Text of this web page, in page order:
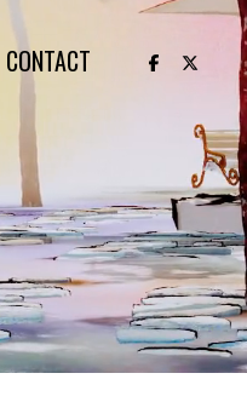
CONTACT